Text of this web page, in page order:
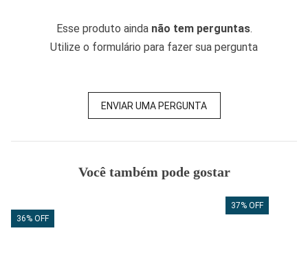
Esse produto ainda não tem perguntas.
Utilize o formulário para fazer sua pergunta
ENVIAR UMA PERGUNTA
Você também pode gostar
36% OFF
37% OFF